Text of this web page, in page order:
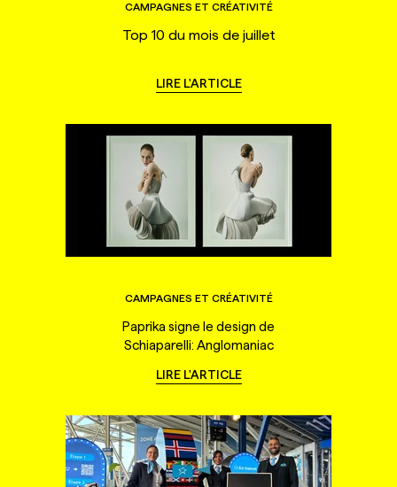
CAMPAGNES ET CRÉATIVITÉ
Top 10 du mois de juillet
LIRE L'ARTICLE
CAMPAGNES ET CRÉATIVITÉ
Paprika signe le design de
Schiaparelli: Anglomaniac
LIRE L'ARTICLE